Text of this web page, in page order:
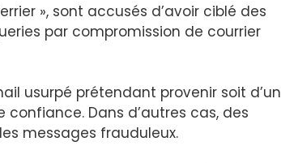
», sont accusés d’avoir ciblé des
par compromission de courrier
usurpé prétendant provenir soit d’un
Dans d’autres cas, des
messages frauduleux.